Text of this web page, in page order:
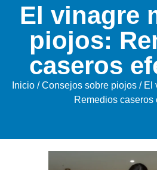
El vinagre
piojos:
caseros
Inicio /Consejos sobre piojos / El
Remedios caseros